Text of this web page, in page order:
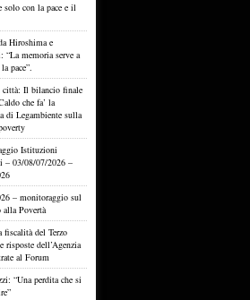
solo con la pace e il
Hiroshima e
“La memoria serve a
pace”.
città: Il bilancio finale
che fa’ la
di Legambiente sulla
Istituzioni
– 03/08/07/2026 –
– monitoraggio sul
alla Povertà
fiscalità del Terzo
risposte dell’Agenzia
al Forum
“Una perdita che si